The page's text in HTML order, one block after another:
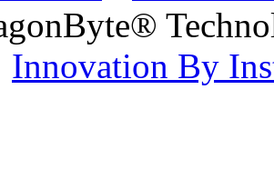
Innovation By